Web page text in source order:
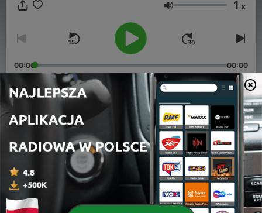
TOGOG Ketika semuanya sibuk dengan peperangan satu sama
merupakan satu-satunya desa yang tentram, bahagia, dan
jauh dari peperangan.
Głośność 1 x
00:00 00:00
Odcinki
S1.EPS.2 - BATTLE OF AMBRUS - GATE OF AGANTIS
19 cze 2020
2 - S1.EPS.1 - BATTLE OF AMBRUS - THE DEATH OF
HILDA
12 cze 2020